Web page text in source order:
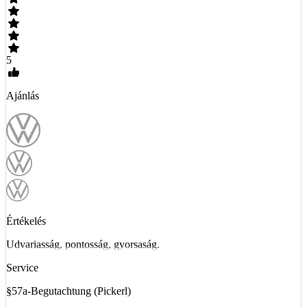
5
Ajánlás
Értékelés
Udvariasság, pontosság, gyorsaság.
Service
§57a-Begutachtung (Pickerl)